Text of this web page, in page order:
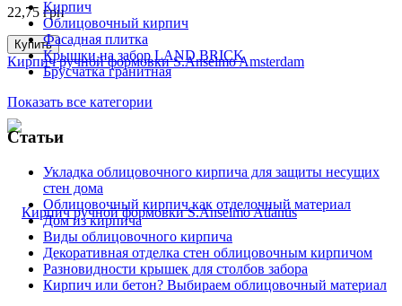
22,75 грн
Купить
Кирпич ручной формовки S.Anselmo Amsterdam
Кирпич
Облицовочный кирпич
Фасадная плитка
Крышки на забор LAND BRICK
Брусчатка гранитная
Показать все категории
Статьи
Укладка облицовочного кирпича для защиты несущих
стен дома
Облицовочный кирпич как отделочный материал
Дом из кирпича
Виды облицовочного кирпича
Декоративная отделка стен облицовочным кирпичом
Разновидности крышек для столбов забора
Кирпич или бетон? Выбираем облицовочный материал